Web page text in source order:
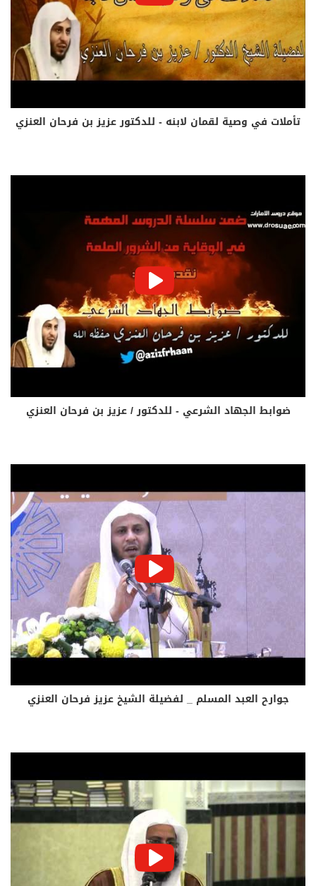
تأملات في وصية لقمان لابنه - للدكتور عزيز بن فرحان العنزي
ضوابط الجهاد الشرعي - للدكتور / عزيز بن فرحان العنزي
جوارح العبد المسلم _ لفضيلة الشيخ عزيز فرحان العنزي